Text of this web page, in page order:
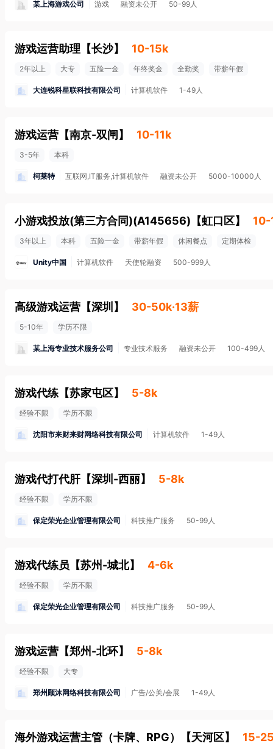
某上海游戏公司 游戏 融资未公开 50-99人
游戏运营助理 【长沙】 10-15k
2年以上 大专 五险一金 年终奖金 全勤奖 带薪年假
大连锐科星联科技有限公司 计算机软件 1-49人
游戏运营 【南京-双闸 】 10-11k
3-5年 本科
柯莱特 互联网,IT服务,计算机软件 融资未公开 5000-10000人
小游戏投放(第三方合同)(A145656) 【虹口区】 10-
3年以上 本科 五险一金 带薪年假 休闲餐点 定期体检
Unity中国 计算机软件 天使轮融资 500-999人
高级游戏运营 【深圳 】 30-50k·13薪
5-10年 学历不限
某上海专业技术服务公司 专业技术服务 融资未公开 100-499人
游戏代练 【苏家屯区】 5-8k
经验不限 学历不限
沈阳市来财来财网络科技有限公司 计算机软件 1-49人
游戏代打代肝 【深圳-西丽】 5-8k
经验不限 学历不限
保定荣光企业管理有限公司 科技推广服务 50-99人
游戏代练员 【苏州-城北】 4-6k
经验不限 学历不限
保定荣光企业管理有限公司 科技推广服务 50-99人
游戏运营 【郑州-北环】 5-8k
经验不限 大专
郑州顾沐网络科技有限公司 广告/公关/会展 1-49人
海外游戏运营主管（卡牌、RPG） 【天河区】 15-